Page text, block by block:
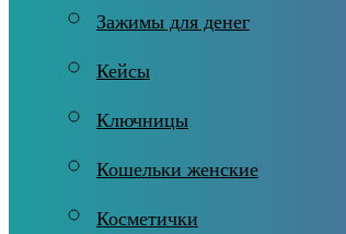
Зажимы для денег
Кейсы
Ключницы
Кошельки женские
Косметички